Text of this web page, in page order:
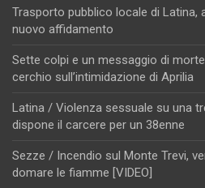
Trasporto pubblico locale di Latina,
nuovo affidamento
Sette colpi e un messaggio di
cerchio sull’intimidazione di Aprilia
Latina / Violenza sessuale su una
dispone il carcere per un 38enne
Sezze / Incendio sul Monte Trevi,
domare le fiamme [VIDEO]